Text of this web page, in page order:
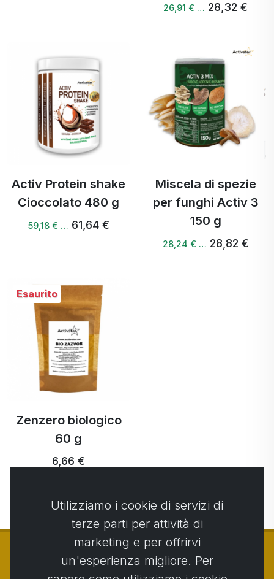
26,91 € … 28,32 €
Activ Protein shake
Cioccolato 480 g
59,18 € … 61,64 €
Miscela di spezie
per funghi Activ 3
150 g
28,24 € … 28,82 €
Esaurito
Zenzero biologico
60 g
6,66 €
Utilizziamo i cookie di servizi di
terze parti per attività di
marketing e per offrirvi
un'esperienza migliore. Per